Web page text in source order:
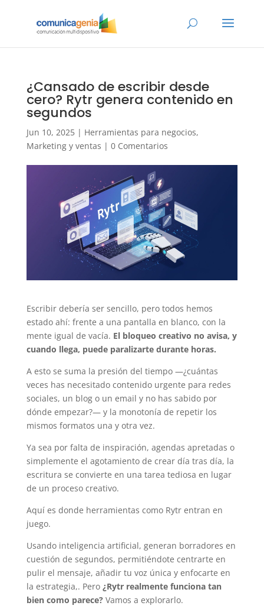
¿Cansado de escribir desde
cero? Rytr genera contenido en
segundos
Jun 10, 2025| Herramientas para negocios,
Marketing y ventas | 0 Comentarios
Escribir debería ser sencillo, pero todos hemos
estado ahí: frente a una pantalla en blanco, con la
mente igual de vacía. El bloqueo creativo no avisa, y
cuando llega, puede paralizarte durante horas.
A esto se suma la presión del tiempo —¿cuántas
veces has necesitado contenido urgente para redes
sociales, un blog o un email y no has sabido por
dónde empezar?— y la monotonía de repetir los
mismos formatos una y otra vez.
Ya sea por falta de inspiración, agendas apretadas o
simplemente el agotamiento de crear día tras día, la
escritura se convierte en una tarea tediosa en lugar
de un proceso creativo.
Aquí es donde herramientas como Rytr entran en
juego.
Usando inteligencia artificial, generan borradores en
cuestión de segundos, permitiéndote centrarte en
pulir el mensaje, añadir tu voz única y enfocarte en
la estrategia,. Pero ¿Rytr realmente funciona tan
bien como parece? Vamos a explorarlo.